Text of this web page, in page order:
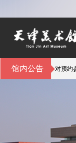
馆内公告
3月6日起对预约参观